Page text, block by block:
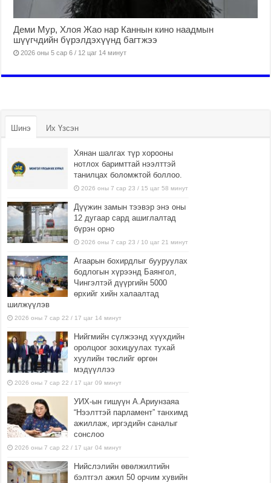
Деми Мур, Хлоя Жао нар Каннын кино наадмын
шүүгчдийн бүрэлдэхүүнд багтжээ
2026 оны 5 сар 6 / 12 цаг 14 минут
Шинэ Их Үзсэн
Хянан шалгах түр хорооны
нотлох баримттай нээлттэй
танилцах боломжтой боллоо.
2026 оны 7 сар 23 / 15 цаг 58 минут
Дүүжин замын тээвэр энэ оны
12 дугаар сард ашиглалтад
бүрэн орно
2026 оны 7 сар 23 / 10 цаг 21 минут
Агаарын бохирдлыг бууруулах
бодлогын хүрээнд Баянгол,
Чингэлтэй дүүргийн 5000
өрхийг хийн халаалтад
шилжүүлэв
2026 оны 7 сар 22 / 17 цаг 14 минут
Нийгмийн сүлжээнд хүүхдийн
оролцоог зохицуулах тухай
хуулийн төслийг өргөн
мэдүүллээ
2026 оны 7 сар 22 / 17 цаг 09 минут
УИХ-ын гишүүн А.Ариунзаяа
“Нээлттэй парламент” танхимд
ажиллаж, иргэдийн саналыг
сонслоо
2026 оны 7 сар 22 / 17 цаг 04 минут
Нийслэлийн өвөлжилтийн
бэлтгэл ажил 50 орчим хувийн